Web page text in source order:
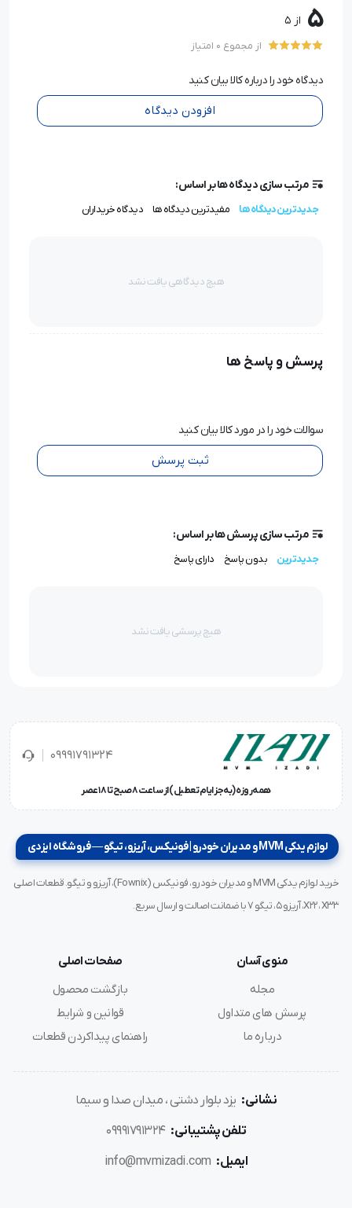
5 از 5
از مجموع 0 امتیاز
دیدگاه خود را درباره کالا بیان کنید
افزودن دیدگاه
مرتب سازی دیدگاه ها بر اساس:
جدیدترین دیدگاه ها مفیدترین دیدگاه ها دیدگاه خریداران
هیچ دیدگاهی یافت نشد
پرسش و پاسخ ها
سوالات خود را در مورد کالا بیان کنید
ثبت پرسش
مرتب سازی پرسش ها بر اساس:
جدیدترین بدون پاسخ دارای پاسخ
هیچ پرسشی یافت نشد
09991791324
همه‌روزه (به‌جز ایام تعطیل) از ساعت ۸ صبح تا ۱۸ عصر
لوازم یدکی MVM و مدیران خودرو | فونیکس، آریزو، تیگو — فروشگاه ایزدی
خرید لوازم یدکی MVM و مدیران خودرو، فونیکس (Fownix)، آریزو و تیگو. قطعات اصلی
X22، X33، آریزو ۵، تیگو ۷ با ضمانت اصالت و ارسال سریع.
منوی آسان
مجله
پرسش های متداول
درباره ما
صفحات اصلی
بازگشت محصول
قوانین و شرایط
راهنمای پیداکردن قطعات
نشانی: یزد بلوار دشتی ، میدان صدا و سیما
تلفن پشتیبانی: 09991791324
ایمیل: info@mvmizadi.com